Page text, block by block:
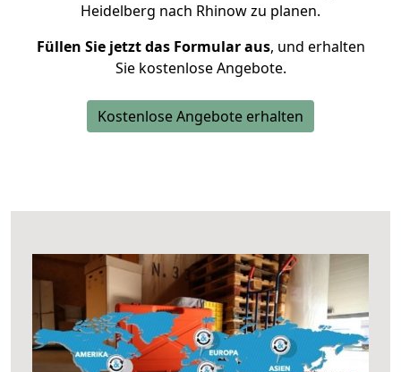
Heidelberg nach Rhinow zu planen.
Füllen Sie jetzt das Formular aus, und erhalten
Sie kostenlose Angebote.
Kostenlose Angebote erhalten